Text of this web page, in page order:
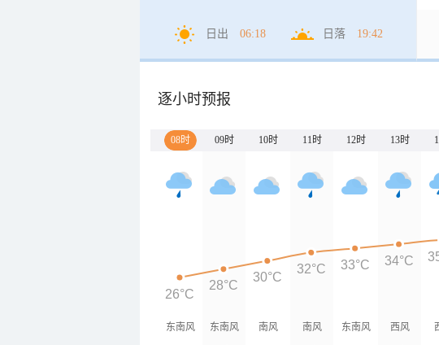
日出 06:18 日落 19:42
逐小时预报
08时 09时 10时 11时 12时 13时
东南风 东南风 南风 南风 东南风 西风
26°C
28°C
30°C
32°C 33°C 34°C